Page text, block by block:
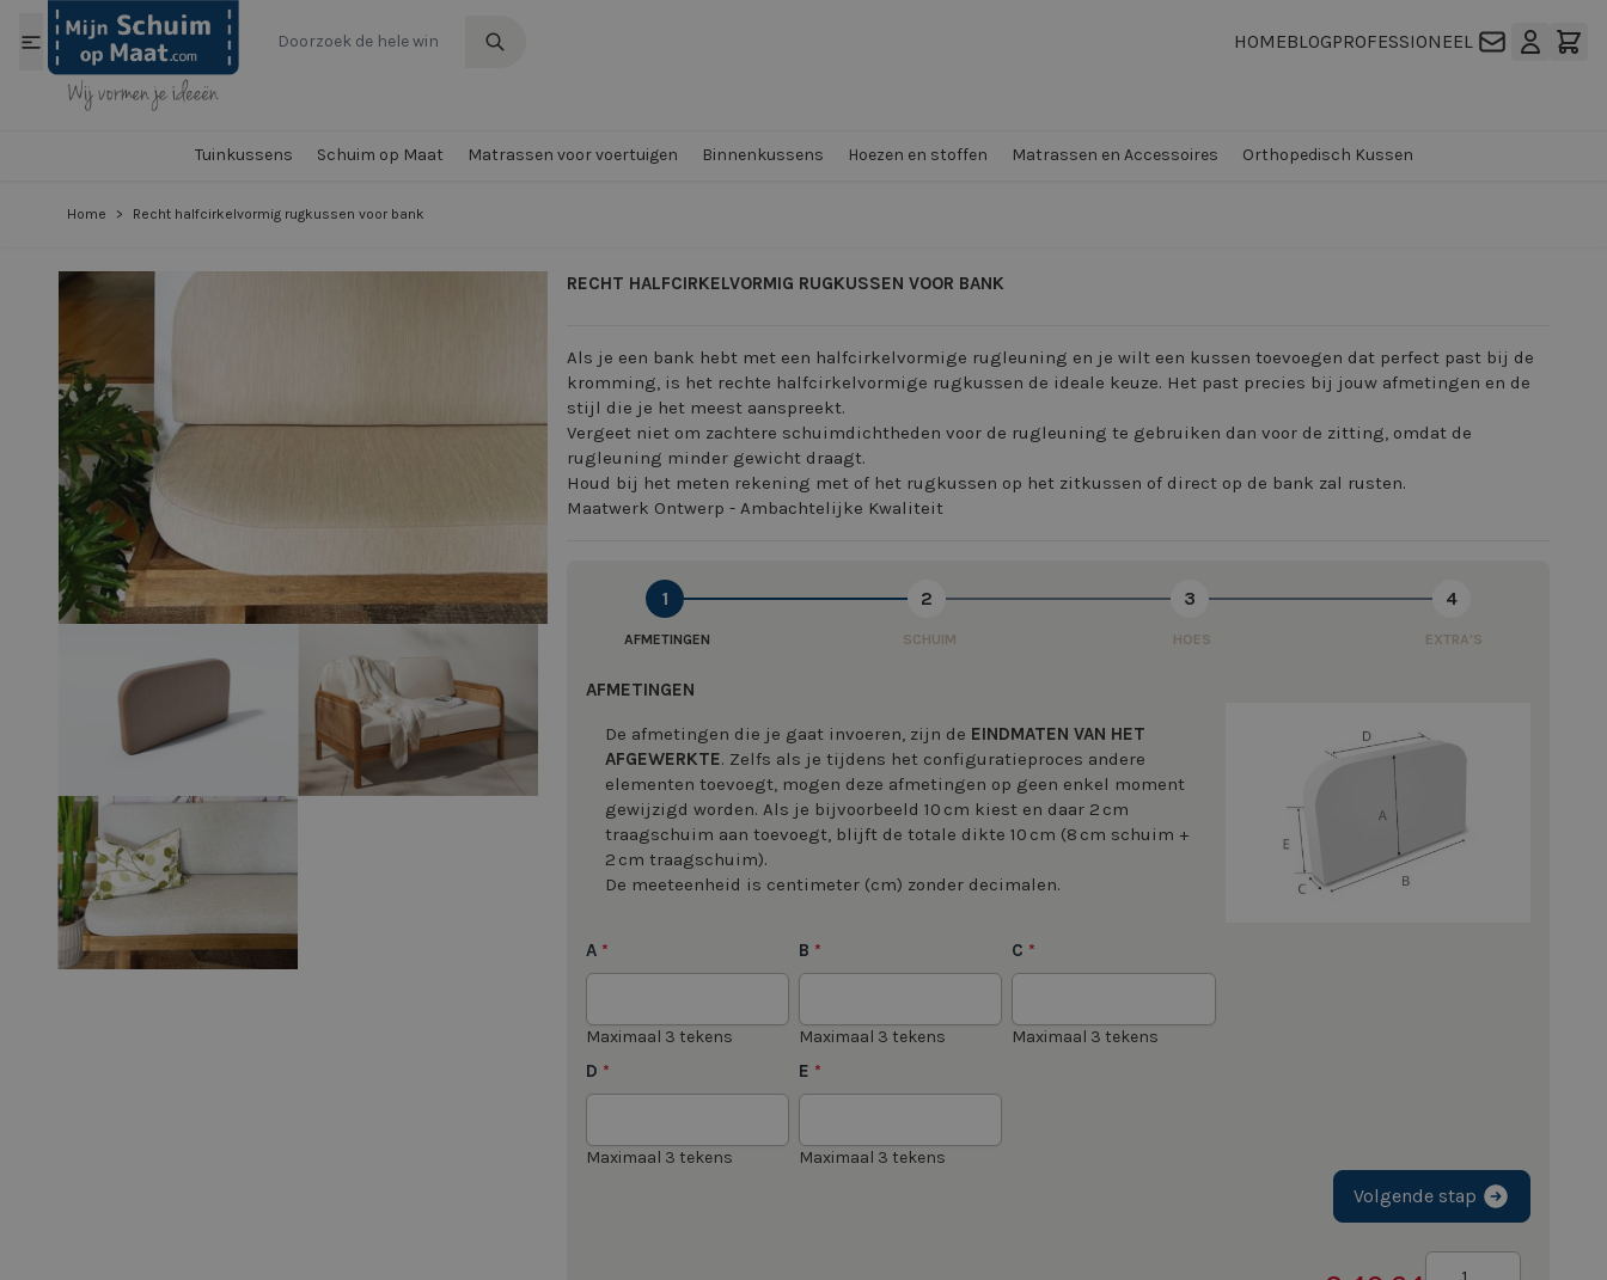
Ga naar de inhoud
HOMEBLOGPROFESSIONEEL
Tuinkussens Schuim op Maat Matrassen voor voertuigen Binnenkussens Hoezen en stoffen Matrassen en Accessoires Orthopedisch Kussen
Home > Recht halfcirkelvormig rugkussen voor bank
RECHT HALFCIRKELVORMIG RUGKUSSEN VOOR BANK
View larger image
Als je een bank hebt met een halfcirkelvormige rugleuning en je wilt een kussen toevoegen dat perfect past bij de
kromming, is het rechte halfcirkelvormige rugkussen de ideale keuze. Het past precies bij jouw afmetingen en de
stijl die je het meest aanspreekt.
Vergeet niet om zachtere schuimdichtheden voor de rugleuning te gebruiken dan voor de zitting, omdat de
rugleuning minder gewicht draagt.
Houd bij het meten rekening met of het rugkussen op het zitkussen of direct op de bank zal rusten.
Maatwerk Ontwerp - Ambachtelijke Kwaliteit
1
AFMETINGEN
2
SCHUIM
3
HOES
4
EXTRA'S
AFMETINGEN
De afmetingen die je gaat invoeren, zijn de EINDMATEN VAN HET
AFGEWERKTE. Zelfs als je tijdens het configuratieproces andere
elementen toevoegt, mogen deze afmetingen op geen enkel moment
gewijzigd worden. Als je bijvoorbeeld 10 cm kiest en daar 2 cm
traagschuim aan toevoegt, blijft de totale dikte 10 cm (8 cm schuim +
2 cm traagschuim).
De meeteenheid is centimeter (cm) zonder decimalen.
A *
Maximaal 3 tekens
B *
Maximaal 3 tekens
C *
Maximaal 3 tekens
D *
Maximaal 3 tekens
E *
Maximaal 3 tekens
Volgende stap